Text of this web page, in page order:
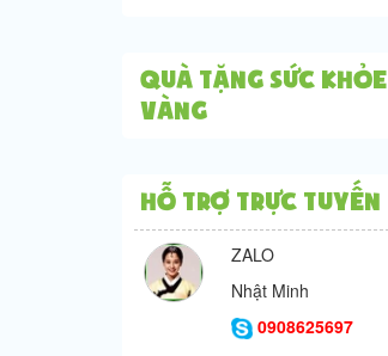
QUÀ TẶNG SỨC KHỎE
VÀNG
Hỗ trợ trực tuyến
ZALO
Nhật Minh
0908625697